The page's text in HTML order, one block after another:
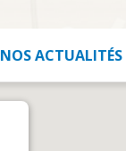
NOS ACTUALITÉS